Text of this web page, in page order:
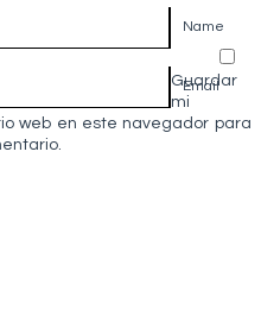
Name
Email
Guardar
mi
web en este navegador para